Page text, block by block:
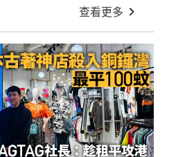
查看更多